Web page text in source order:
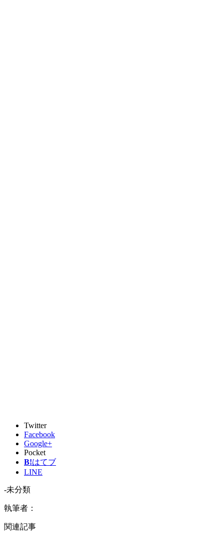
Twitter
Facebook
Google+
Pocket
B!はてブ
LINE
-未分類
執筆者：
関連記事